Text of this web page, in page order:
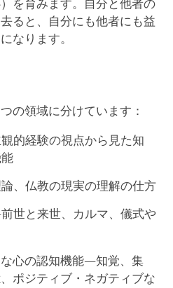
を育みます。自分と他者の
ると、自分にも他者にも益
なります。
の領域に分けています：
的経験の視点から見た知
、仏教の現実の理解の仕方
世と来世、カルマ、儀式や
心の認知機能―知覚、集
ポジティブ・ネガティブな